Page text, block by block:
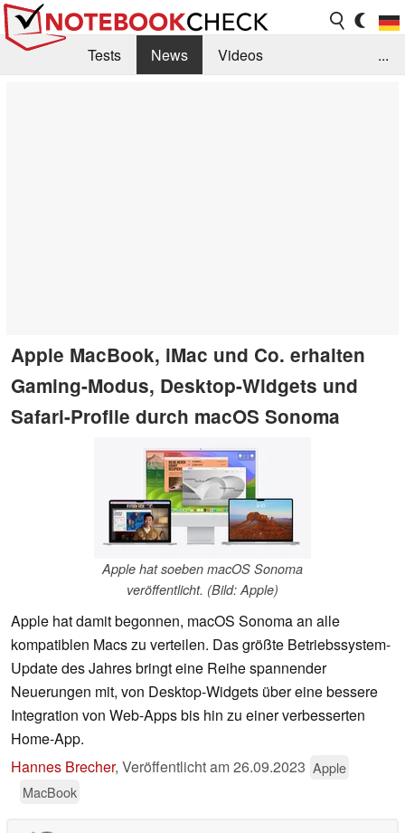
Tests News
Videos
...
Apple MacBook, iMac und Co. erhalten
Gaming-Modus, Desktop-Widgets und
Safari-Profile durch macOS Sonoma
Apple hat soeben macOS Sonoma
veröffentlicht. (Bild: Apple)
Apple hat damit begonnen, macOS Sonoma an alle
kompatiblen Macs zu verteilen. Das größte Betriebssystem-
Update des Jahres bringt eine Reihe spannender
Neuerungen mit, von Desktop-Widgets über eine bessere
Integration von Web-Apps bis hin zu einer verbesserten
Home-App.
Hannes Brecher, Veröffentlicht am26.09.2023 Apple
MacBook